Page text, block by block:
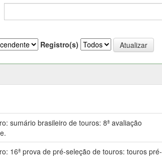
Registro(s)
sumário brasileiro de touros: 8ª avaliação
16ª prova de pré-seleção de touros: touros pré-